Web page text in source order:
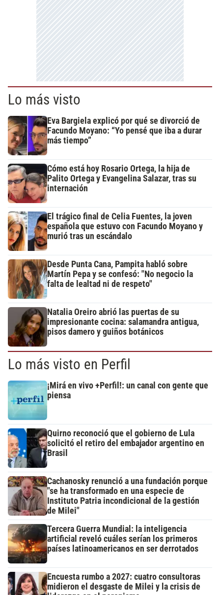
Lo más visto
Eva Bargiela explicó por qué se divorció de
Facundo Moyano: “Yo pensé que iba a durar
más tiempo”
Cómo está hoy Rosario Ortega, la hija de
Palito Ortega y Evangelina Salazar, tras su
internación
El trágico final de Celia Fuentes, la joven
española que estuvo con Facundo Moyano y
murió tras un escándalo
Desde Punta Cana, Pampita habló sobre
Martín Pepa y se confesó: "No negocio la
falta de lealtad ni de respeto"
Natalia Oreiro abrió las puertas de su
impresionante cocina: salamandra antigua,
pisos damero y guiños botánicos
Lo más visto en Perfil
¡Mirá en vivo +Perfil!: un canal con gente que
piensa
Quirno reconoció que el gobierno de Lula
solicitó el retiro del embajador argentino en
Brasil
Cachanosky renunció a una fundación porque
"se ha transformado en una especie de
Instituto Patria incondicional de la gestión
de Milei"
Tercera Guerra Mundial: la inteligencia
artificial reveló cuáles serían los primeros
países latinoamericanos en ser derrotados
Encuesta rumbo a 2027: cuatro consultoras
midieron el desgaste de Milei y la crisis de